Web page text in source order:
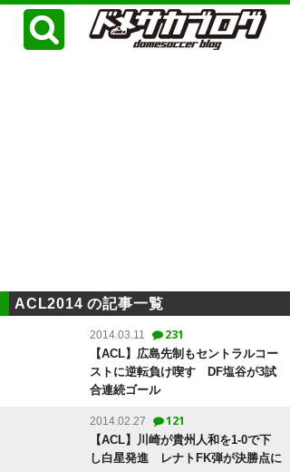
ACL2014 の記事一覧
2014.03.11 231
【ACL】広島先制もセントラルコー
ストに逆転負け喫す DF塩谷が3試
合連続ゴール
2014.02.27 121
【ACL】川崎が貴州人和を1-0で下
し白星発進 レナトFK弾が決勝点に